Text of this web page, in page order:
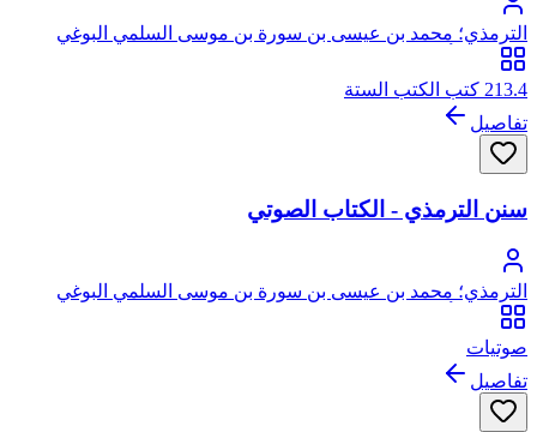
الترمذي؛ محمد بن عيسى بن سورة بن موسى السلمي البوغي
الترمذي، أبو عيسى
213.4 كتب الكتب الستة
تفاصيل
سنن الترمذي - الكتاب الصوتي
الترمذي؛ محمد بن عيسى بن سورة بن موسى السلمي البوغي
الترمذي، أبو عيسى
صوتيات
تفاصيل